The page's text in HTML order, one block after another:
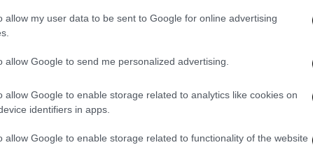
allow my user data to be sent to Google for online advertising
allow Google to send me personalized advertising.
allow Google to enable storage related to analytics like cookies on
identifiers in apps.
allow Google to enable storage related to functionality of the website
Lifestyle 20.08.2025 08:25
της Χρυσούλας Διαβάτη
Η αγαπημένη ηθοποιός έχει
απομακρυνθεί από τα φώτα της